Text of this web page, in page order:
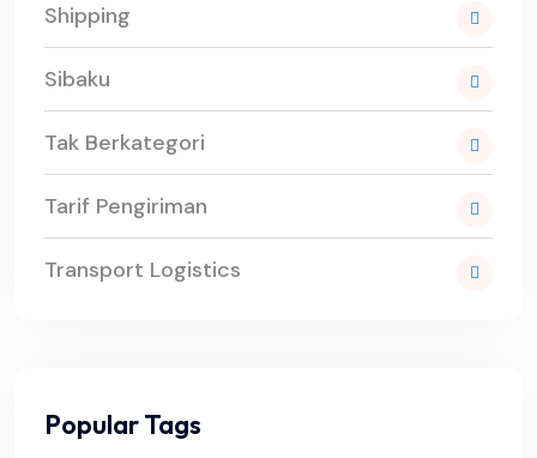
Shipping
Sibaku
Tak Berkategori
Tarif Pengiriman
Transport Logistics
Popular Tags